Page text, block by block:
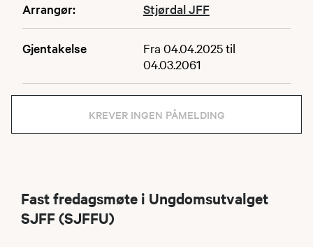
Arrangør: Stjørdal JFF
Gjentakelse
Fra 04.04.2025 til
04.03.2061
KREVER INGEN PÅMELDING
Fast fredagsmøte i Ungdomsutvalget
SJFF (SJFFU)